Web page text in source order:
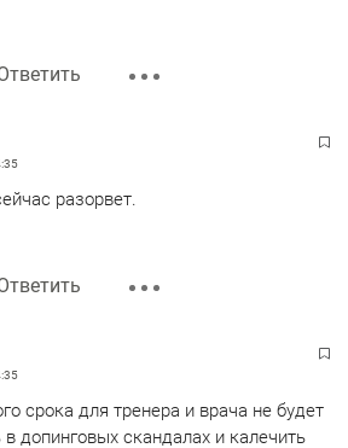
разорвет.
срока для тренера и врача не будет
в допинговых скандалах и калечить